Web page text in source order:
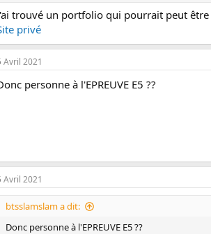
trouvé un portfolio qui pourrait peut être
privé
Avril 2021
personne à l'EPREUVE E5 ??
Avril 2021
btsslamslam a dit:
Donc personne à l'EPREUVE E5 ??